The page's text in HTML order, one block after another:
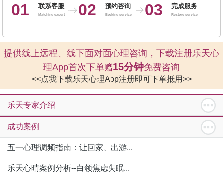
01 联系客服
Matching expert 02 预约咨询
Booking service 03 完成服务
Restore service
提供线上远程、线下面对面心理咨询，下载注册乐天心
理App首次下单赠15分钟免费咨询
<<点我下载乐天心理App注册即可下单抵用>>
乐天专家介绍
成功案例
五一心理调频指南：让回家、出游...
乐天心晴案例分析--白领焦虑失眠...